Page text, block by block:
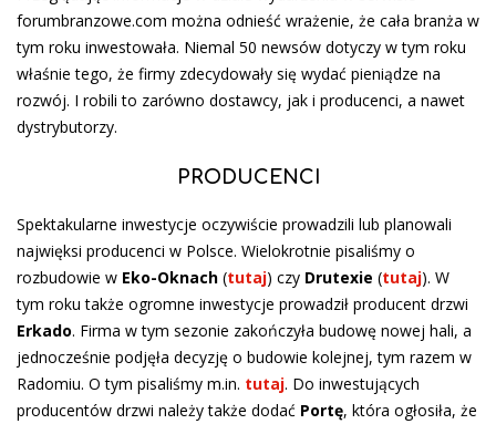
forumbranzowe.com można odnieść wrażenie, że cała branża w
tym roku inwestowała. Niemal 50 newsów dotyczy w tym roku
właśnie tego, że firmy zdecydowały się wydać pieniądze na
rozwój. I robili to zarówno dostawcy, jak i producenci, a nawet
dystrybutorzy.
PRODUCENCI
Spektakularne inwestycje oczywiście prowadzili lub planowali
najwięksi producenci w Polsce. Wielokrotnie pisaliśmy o
rozbudowie w Eko-Oknach (tutaj) czy Drutexie (tutaj). W
tym roku także ogromne inwestycje prowadził producent drzwi
Erkado. Firma w tym sezonie zakończyła budowę nowej hali, a
jednocześnie podjęła decyzję o budowie kolejnej, tym razem w
Radomiu. O tym pisaliśmy m.in. tutaj. Do inwestujących
producentów drzwi należy także dodać Portę, która ogłosiła, że